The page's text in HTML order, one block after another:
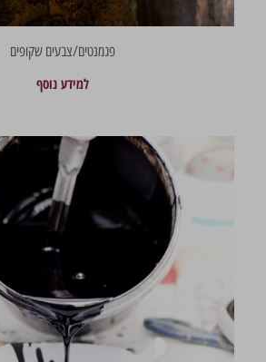
פגמנטים/צבעים שקופים
למידע נוסף